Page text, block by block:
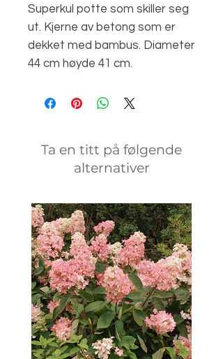
Superkul potte som skiller seg
ut. Kjerne av betong som er
dekket med bambus. Diameter
44 cm høyde 41 cm.
Ta en titt på følgende
alternativer